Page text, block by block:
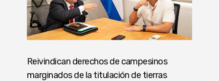
Reivindican derechos de campesinos
marginados de la titulación de tierras